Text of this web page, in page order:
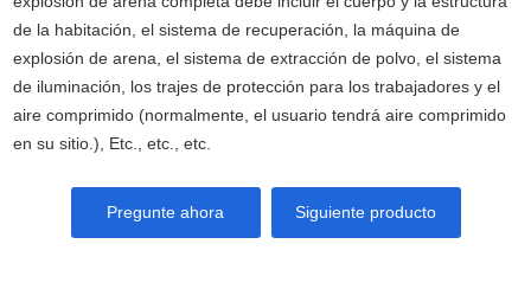
de la habitación, el sistema de recuperación, la máquina de
explosión de arena, el sistema de extracción de polvo, el sistema
de iluminación, los trajes de protección para los trabajadores y el
aire comprimido (normalmente, el usuario tendrá aire comprimido
en su sitio.), Etc., etc., etc.
Pregunte ahora Siguiente producto